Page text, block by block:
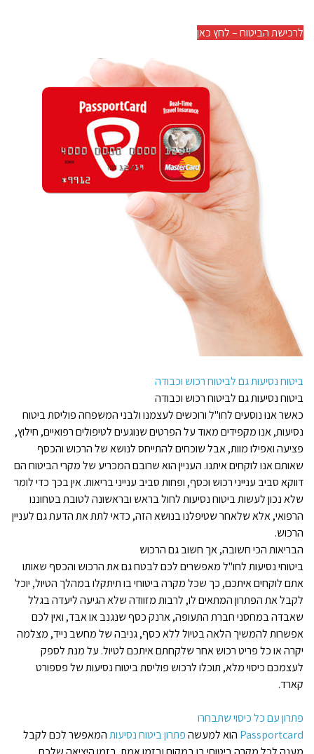
לרכישת הביטוח – לחץ כאן
ביטוח נסיעות גם לביטוח רכוש וכבודה
ביטוח נסיעות גם לביטוח רכוש וכבודה
כאשר אנו נוסעים לחו"ל ורוכשים לעצמנו ולבני המשפחה פוליסת ביטוח
נסיעות, אנו מקפידים מאוד על הפרטים שנוגעים לטיפולים רפואיים, חילוץ,
פציעה ואפילו מוות, אבל שוכחים להתייחס לנושא של הרכוש והכסף
שאותם אנו לוקחים איתנו. העניין הוא שרובם המכריע של מקרי הביטוח הם
דווקא סביב ענייני רכוש וכסף, ופחות סביב ענייני בריאות. אין בכך כדי לומר
שלא נכון לעשות ביטוח נסיעות לחול בראש ובראשונה לטובת בטחוננו
הרפואי, אלא שלאחר שטיפלנו בנושא הזה, כדאי לתת את הדעת גם לעניין
הרכוש.
הבריאות הכי חשובה, אך חשוב גם הרכוש
ביטוחי נסיעות לחו"ל מאפשרים לכם לבטח גם את הרכוש והכסף שאותו
אתם לוקחים איתכם, כך שכל מקרה ביטוחי בו תיתקלו במהלך הטיול, יוכל
לקבל את הפתרון המתאים לו, לרבות מזוודה שלא הגיעה ליעדה בגלל
שאבדה במחסני חברת התעופה, ארנק כסף שנגנב או אבד, ואין לכם
אפשרות להמשיך הלאה בטיול ללא כסף, גניבה של מחשב נייד, מצלמה
יקרה או כל פריט רכוש אחר שלקחתם איתכם לטיול. על מנת לספק
לעצמכם כיסוי מלא, תוכלו לרכוש פוליסת ביטוח נסיעות של פספורט
קארד.
פתרון עם כל כיסוי שתבחרו
Passportcard הוא למעשהפתרון ביטוח נסיעותהמאפשר לכם לקבל